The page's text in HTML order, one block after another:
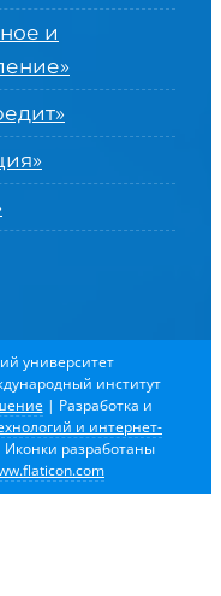
и
университет
институт
| Разработка и
и интернет-
разработаны